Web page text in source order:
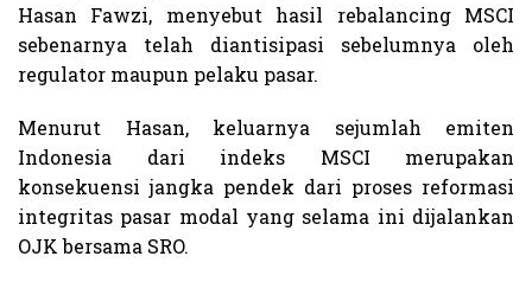
Hasan Fawzi, menyebut hasil rebalancing MSCI
sebenarnya telah diantisipasi sebelumnya oleh
regulator maupun pelaku pasar.
Menurut Hasan, keluarnya sejumlah emiten
Indonesia dari indeks MSCI merupakan
konsekuensi jangka pendek dari proses reformasi
integritas pasar modal yang selama ini dijalankan
OJK bersama SRO.